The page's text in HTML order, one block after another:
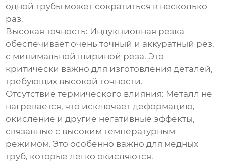
одной трубы может сократиться в несколько
раз.
Высокая точность: Индукционная резка
обеспечивает очень точный и аккуратный рез,
с минимальной шириной реза. Это
критически важно для изготовления деталей,
требующих высокой точности.
Отсутствие термического влияния: Металл не
нагревается, что исключает деформацию,
окисление и другие негативные эффекты,
связанные с высоким температурным
режимом. Это особенно важно для медных
труб, которые легко окисляются.